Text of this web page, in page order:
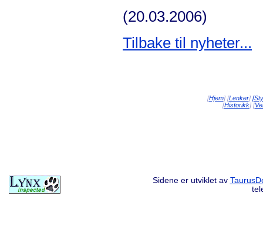
(20.03.2006)
Tilbake til nyheter...
[Hjem] [Lenker]
[Historikk] [
Sidene er utviklet av